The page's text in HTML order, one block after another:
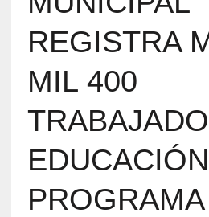
REGISTRA
MIL 400